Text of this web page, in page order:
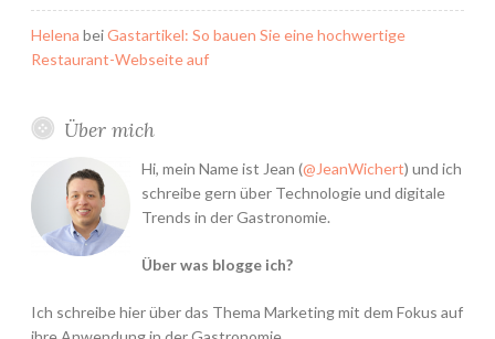
Helena beiGastartikel: So bauen Sie eine hochwertige
Restaurant-Webseite auf
Über mich
Hi, mein Name ist Jean (@JeanWichert) und ich
schreibe gern über Technologie und digitale
Trends in der Gastronomie.
Über was blogge ich?
Ich schreibe hier über das Thema Marketing mit dem Fokus auf